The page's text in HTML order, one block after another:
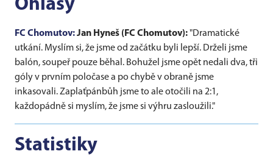
Ohlasy
FC Chomutov:Jan Hyneš (FC Chomutov): "Dramatické
utkání. Myslím si, že jsme od začátku byli lepší. Drželi jsme
balón, soupeř pouze běhal. Bohužel jsme opět nedali dva, tři
góly v prvním poločase a po chybě v obraně jsme
inkasovali. Zaplaťpánbůh jsme to ale otočili na 2:1,
každopádně si myslím, že jsme si výhru zasloužili."
Statistiky